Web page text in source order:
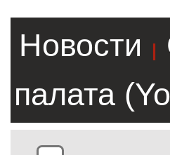
Новости |
палата